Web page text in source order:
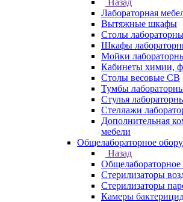
Назад
Лабораторная
Вытяжные шкафы
Столы
Шкафы
Мойки
Кабинеты химии,
Столы весовые СВ
Тумбы
Стулья
Стеллажи
Дополнительная
мебели
Общелабораторное
Назад
Общелабораторное
Стерилизаторы
Стерилизаторы
Камеры